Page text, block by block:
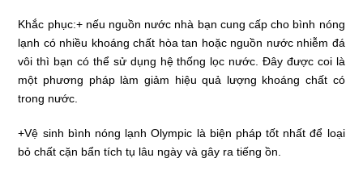
Khắc phục:+ nếu nguồn nước nhà bạn cung cấp cho bình nóng
lạnh có nhiều khoáng chất hòa tan hoặc nguồn nước nhiễm đá
vôi thì bạn có thể sử dụng hệ thống lọc nước. Đây được coi là
một phương pháp làm giảm hiệu quả lượng khoáng chất có
trong nước.
+Vệ sinh bình nóng lạnh Olympic là biện pháp tốt nhất để loại
bỏ chất cặn bẩn tích tụ lâu ngày và gây ra tiếng ồn.